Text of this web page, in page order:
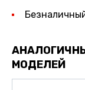
МОДЕЛЕЙ